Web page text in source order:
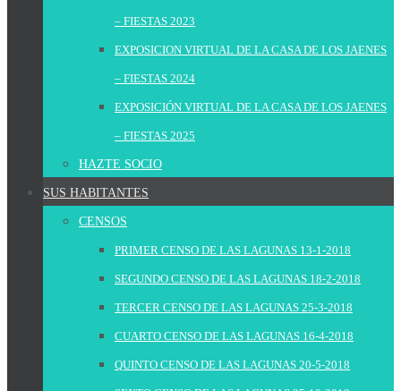
– FIESTAS 2023
EXPOSICION VIRTUAL DE LA CASA DE LOS JAENES
– FIESTAS 2024
EXPOSICIÓN VIRTUAL DE LA CASA DE LOS JAENES
– FIESTAS 2025
HAZTE SOCIO
SUS HABITANTES
CENSOS
PRIMER CENSO DE LAS LAGUNAS 13-1-2018
SEGUNDO CENSO DE LAS LAGUNAS 18-2-2018
TERCER CENSO DE LAS LAGUNAS 25-3-2018
CUARTO CENSO DE LAS LAGUNAS 16-4-2018
QUINTO CENSO DE LAS LAGUNAS 20-5-2018